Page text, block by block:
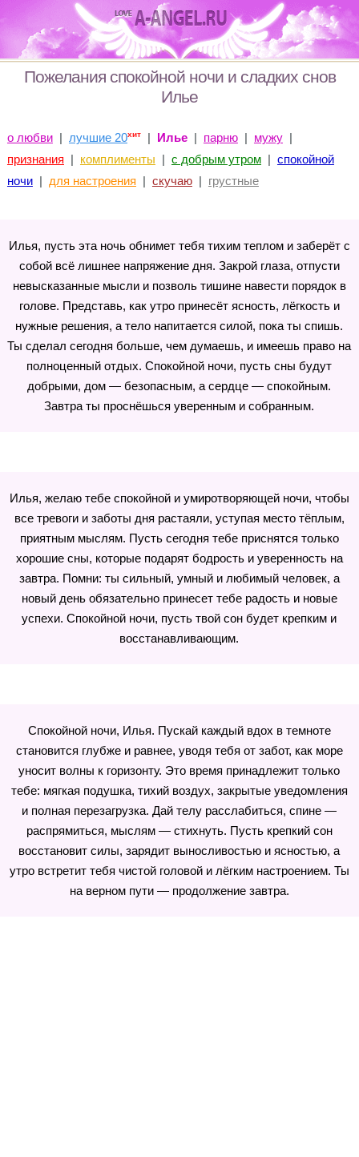
Пожелания спокойной ночи и сладких снов
Илье
о любви| лучшие 20хит| Илье| парню| мужу|
признания | комплименты | с добрым утром| спокойной
ночи| для настроения | скучаю| грустные
Илья, пусть эта ночь обнимет тебя тихим теплом и заберёт с
собой всё лишнее напряжение дня. Закрой глаза, отпусти
невысказанные мысли и позволь тишине навести порядок в
голове. Представь, как утро принесёт ясность, лёгкость и
нужные решения, а тело напитается силой, пока ты спишь.
Ты сделал сегодня больше, чем думаешь, и имеешь право на
полноценный отдых. Спокойной ночи, пусть сны будут
добрыми, дом — безопасным, а сердце — спокойным.
Завтра ты проснёшься уверенным и собранным.
Илья, желаю тебе спокойной и умиротворяющей ночи, чтобы
все тревоги и заботы дня растаяли, уступая место тёплым,
приятным мыслям. Пусть сегодня тебе приснятся только
хорошие сны, которые подарят бодрость и уверенность на
завтра. Помни: ты сильный, умный и любимый человек, а
новый день обязательно принесет тебе радость и новые
успехи. Спокойной ночи, пусть твой сон будет крепким и
восстанавливающим.
Спокойной ночи, Илья. Пускай каждый вдох в темноте
становится глубже и равнее, уводя тебя от забот, как море
уносит волны к горизонту. Это время принадлежит только
тебе: мягкая подушка, тихий воздух, закрытые уведомления
и полная перезагрузка. Дай телу расслабиться, спине —
распрямиться, мыслям — стихнуть. Пусть крепкий сон
восстановит силы, зарядит выносливостью и ясностью, а
утро встретит тебя чистой головой и лёгким настроением. Ты
на верном пути — продолжение завтра.